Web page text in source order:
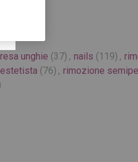
unghie (37) , nails (119) ,
(76) , rimozione